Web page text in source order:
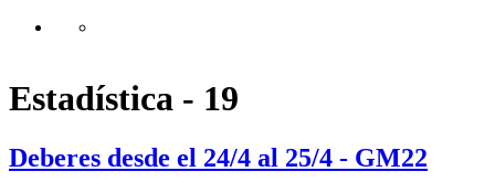
Estadística - 19
Deberes desde el 24/4 al 25/4 - GM22